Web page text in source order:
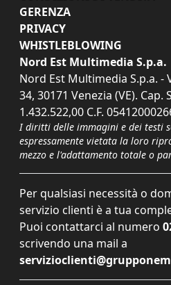
GERENZA
PRIVACY
WHISTLEBLOWING
Nord Est Multimedia S.p.a.
Nord Est Multimedia S.p.a. -
34, 30171 Venezia (VE). Cap.
1.432.522,00 C.F.
I diritti delle immagini e dei testi
espressamente vietata la loro
mezzo e l'adattamento totale o
Per qualsiasi necessità o
servizio clienti è a tua
Puoi contattarci al numero
scrivendo una mail a